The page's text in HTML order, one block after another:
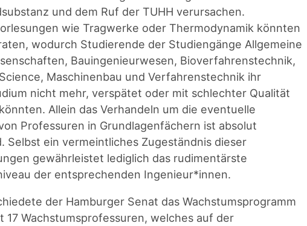
und dem Ruf der TUHH verursachen.
wie Tragwerke oder Thermodynamik könnten
wodurch Studierende der Studiengänge Allgemeine
Bauingenieurwesen, Bioverfahrenstechnik,
Maschinenbau und Verfahrenstechnik ihr
nicht mehr, verspätet oder mit schlechter Qualität
Allein das Verhandeln um die eventuelle
Professuren in Grundlagenfächern ist absolut
Selbst ein vermeintliches Zugeständnis dieser
gewährleistet lediglich das rudimentärste
der entsprechenden Ingenieur*innen.
der Hamburger Senat das Wachstumsprogramm
17 Wachstumsprofessuren, welches auf der